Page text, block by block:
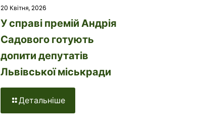
20 Квітня, 2026
У справі премій Андрія
Садового готують
допити депутатів
Львівської міськради
Детальніше